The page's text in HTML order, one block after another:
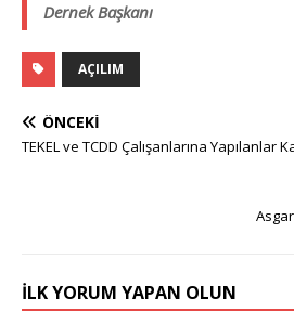
Dernek Başkanı
AÇILIM
ÖNCEKI
TEKEL ve TCDD Çalışanlarına Yapılanlar
İLK YORUM YAPAN OLUN